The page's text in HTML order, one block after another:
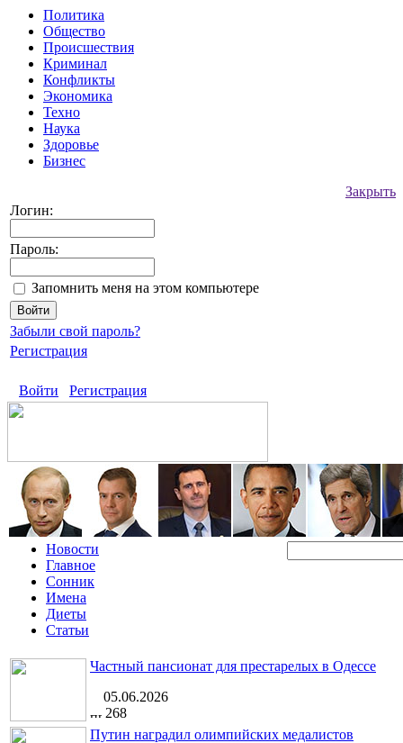
Политика
Общество
Происшествия
Криминал
Конфликты
Экономика
Техно
Наука
Здоровье
Бизнес
Закрыть
Логин:
Пароль:
Запомнить меня на этом компьютере
Забыли свой пароль?
Регистрация
Войти Регистрация
Новости
Главное
Сонник
Имена
Диеты
Статьи
Частный пансионат для престарелых в Одессе
05.06.2026
268
Путин наградил олимпийских медалистов